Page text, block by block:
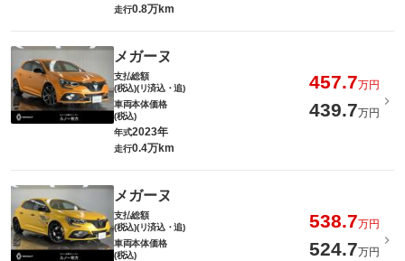
走行0.8万km
メガーヌ
支払総額
(税込)(リ済込・追)
457.7万円
車両本体価格
(税込)
439.7万円
年式2023年
走行0.4万km
メガーヌ
支払総額
(税込)(リ済込・追)
538.7万円
車両本体価格
(税込)
524.7万円